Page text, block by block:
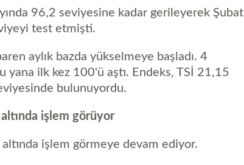
96,2 seviyesine kadar gerileyerek Şubat
test etmişti.
aylık bazda yükselmeye başladı. 4
yana ilk kez 100'ü aştı. Endeks, TSİ 21,15
bulunuyordu.
işlem görüyor
işlem görmeye devam ediyor.